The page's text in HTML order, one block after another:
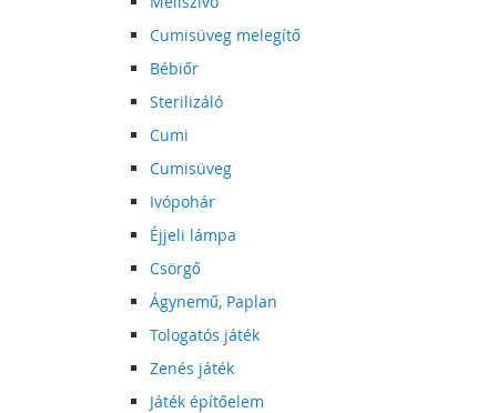
Cumisüveg melegítő
Bébiőr
Sterilizáló
Cumi
Cumisüveg
Ivópohár
Éjjeli lámpa
Csörgő
Ágynemű, Paplan
Tologatós játék
Zenés játék
Játék építőelem